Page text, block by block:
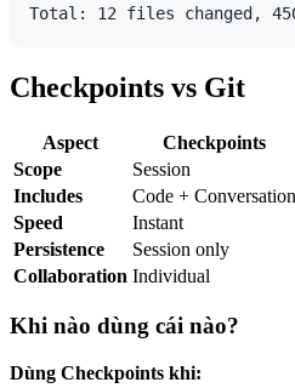
Checkpoints vs Git
Aspect Checkpoints
Scope
Session
Includes
Code + Conversation
Speed
Instant
Persistence
Session only
Collaboration Individual
Khi nào dùng cái nào?
Dùng Checkpoints khi: